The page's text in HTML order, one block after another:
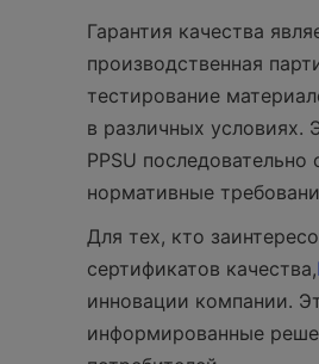
Гарантия качества
производственная
тестирование
в различных условиях.
PPSU
нормативные
Для тех, кто
сертификатов качества,
инновации компании.
информированные